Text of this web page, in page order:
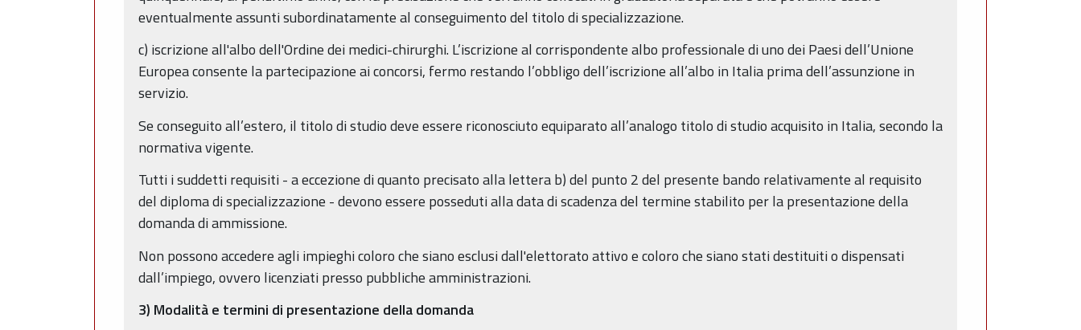
eventualmente assunti subordinatamente al conseguimento del titolo di specializzazione.
c) iscrizione all'albo dell'Ordine dei medici-chirurghi. L’iscrizione al corrispondente albo professionale di uno dei Paesi dell’Unione
Europea consente la partecipazione ai concorsi, fermo restando l’obbligo dell’iscrizione all’albo in Italia prima dell’assunzione in
servizio.
Se conseguito all’estero, il titolo di studio deve essere riconosciuto equiparato all’analogo titolo di studio acquisito in Italia, secondo la
normativa vigente.
Tutti i suddetti requisiti - a eccezione di quanto precisato alla lettera b) del punto 2 del presente bando relativamente al requisito
del diploma di specializzazione - devono essere posseduti alla data di scadenza del termine stabilito per la presentazione della
domanda di ammissione.
Non possono accedere agli impieghi coloro che siano esclusi dall'elettorato attivo e coloro che siano stati destituiti o dispensati
dall’impiego, ovvero licenziati presso pubbliche amministrazioni.
3) Modalità e termini di presentazione della domanda